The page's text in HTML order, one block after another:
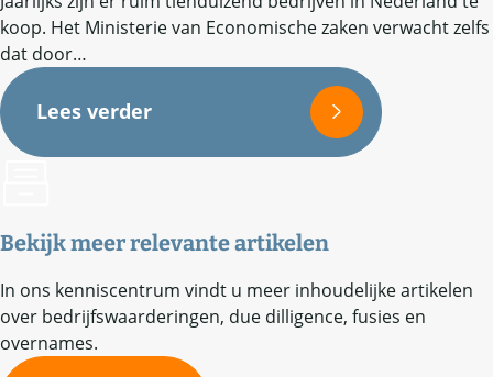
koop. Het Ministerie van Economische zaken verwacht zelfs
dat door…
Lees verder
Bekijk meer relevante artikelen
In ons kenniscentrum vindt u meer inhoudelijke artikelen
over bedrijfswaarderingen, due dilligence, fusies en
overnames.